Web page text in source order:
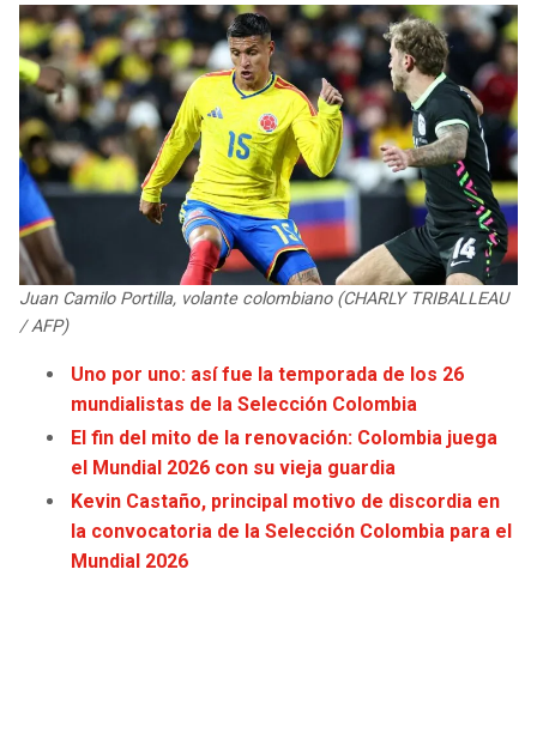
OTRAS LIGAS
STEELERS
TEXANS
COLTS
JAGUARS
TITANS
GIANTS
EAGLES
COMMANDERS
HORNETS
HEAT
MAGIC
WIZARDS
WARRIORS
LAKERS
SUNS
KINGS
Juan Camilo Portilla, volante colombiano (CHARLY TRIBALLEAU
/ AFP)
Uno por uno: así fue la temporada de los 26
mundialistas de la Selección Colombia
El fin del mito de la renovación: Colombia juega
el Mundial 2026 con su vieja guardia
Kevin Castaño, principal motivo de discordia en
la convocatoria de la Selección Colombia para el
Mundial 2026